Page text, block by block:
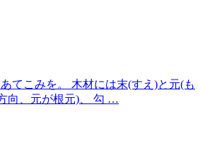
てこみを。 木材には末(すえ)と元(も
向、元が根元)、 勾 …